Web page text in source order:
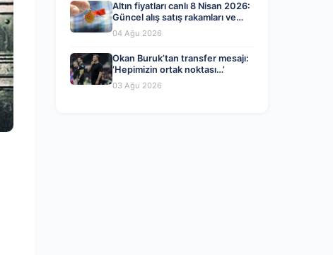
Altın fiyatları canlı 8 Nisan 2026:
Güncel alış satış rakamları ve
piyasa gelişmeleri
04 Ağu 2026
Okan Buruk’tan transfer mesajı:
‘Hepimizin ortak noktası…’
03 Ağu 2026